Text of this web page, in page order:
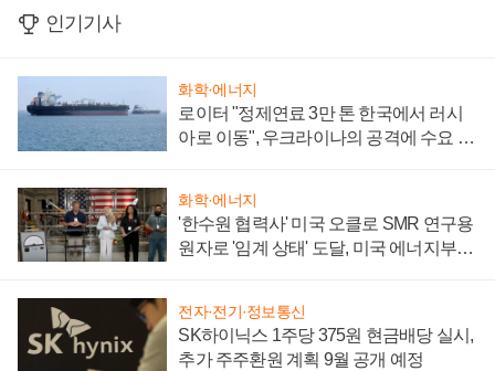
인기기사
화학·에너지
로이터 "정제연료 3만 톤 한국에서 러시
아로 이동", 우크라이나의 공격에 수요 늘
화학·에너지
'한수원 협력사' 미국 오클로 SMR 연구용
원자로 '임계 상태' 도달, 미국 에너지부
전자·전기·정보통신
SK하이닉스 1주당 375원 현금배당 실시,
추가 주주환원 계획 9월 공개 예정